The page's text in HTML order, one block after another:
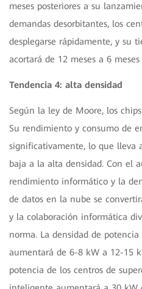
meses posteriores a su
demandas desorbitantes, los
desplegarse rápidamente, y su
acortará de 12 meses a 6
Tendencia 4: alta densidad
Según la ley de Moore, los
Su rendimiento y consumo de
significativamente, lo que lleva
baja a la alta densidad. Con el
rendimiento informático y la
de datos en la nube se
y la colaboración informática
norma. La densidad de
aumentará de 6-8 kW a 12-15
potencia de los centros de